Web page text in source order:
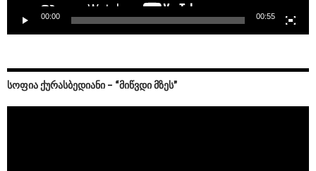
00:00 00:55
ᲡᲝᲤᲘᲐ ᲥᲣᲠᲐᲡᲑᲔᲓᲘᲐᲜᲘ – “ᲛᲘᲬᲕᲓᲘ ᲛᲖᲔᲡ”